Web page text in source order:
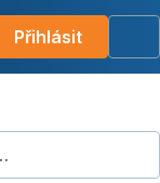
Přihlásit